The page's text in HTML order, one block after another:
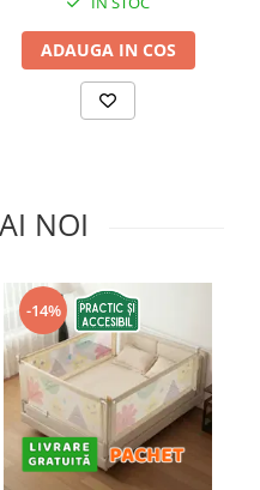
ADAUGA IN COS
NOI
-14%